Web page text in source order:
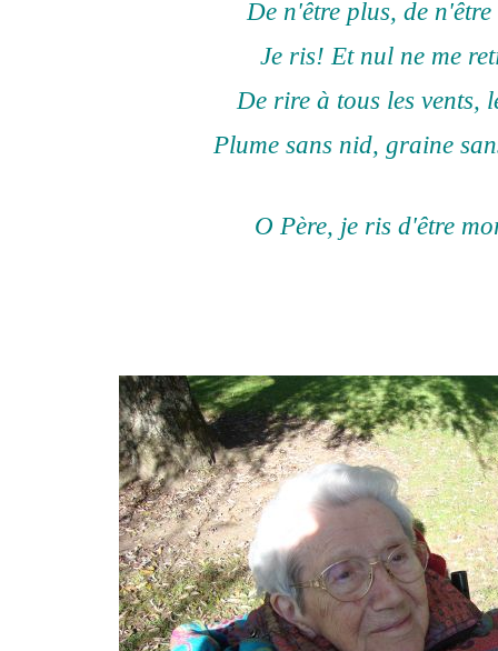
De n'être plus, de
Je ris! Et nul ne me
De rire à tous les vents,
Plume sans nid, graine
O Père, je ris d'être